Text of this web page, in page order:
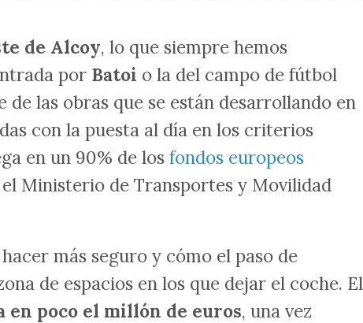
de Alcoy, lo que siempre hemos
por Batoi o la del campo de fútbol
las obras que se están desarrollando en
con la puesta al día en los criterios
en un 90% de los fondos europeos
Ministerio de Transportes y Movilidad
hacer más seguro y cómo el paso de
de espacios en los que dejar el coche. El
en poco el millón de euros, una vez